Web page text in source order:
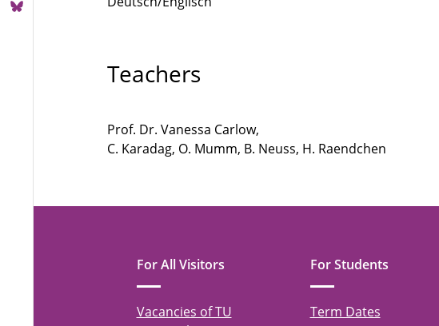
Teachers
Prof. Dr. Vanessa Carlow,
C. Karadag, O. Mumm, B. Neuss, H. Raendchen
For All Visitors
Vacancies of TU
For Students
Term Dates